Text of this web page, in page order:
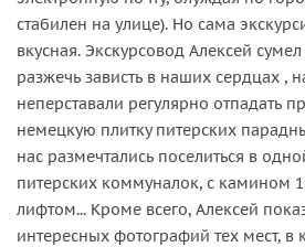
стабилен на улице). Но сама
вкусная. Экскурсовод Алексей
разжечь зависть в наших сердцах ,
неперставали регулярно отпадать
немецкую плитку питерских
нас размечтались поселиться в
питерских коммуналок, с камином
лифтом... Кроме всего, Алексей
интересных фотографий тех мест, в